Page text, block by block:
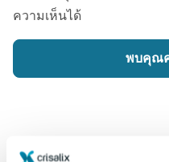
ความเห็นได้
พบคุณ